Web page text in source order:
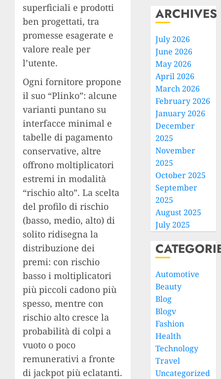
superficiali e prodotti
ben progettati, tra
promesse esagerate e
valore reale per
l’utente.
Ogni fornitore propone
il suo “Plinko”: alcune
varianti puntano su
interfacce minimal e
tabelle di pagamento
conservative, altre
offrono moltiplicatori
estremi in modalità
“rischio alto”. La scelta
del profilo di rischio
(basso, medio, alto) di
solito ridisegna la
distribuzione dei
premi: con rischio
basso i moltiplicatori
più piccoli cadono più
spesso, mentre con
rischio alto cresce la
probabilità di colpi a
vuoto o poco
remunerativi a fronte
di jackpot più eclatanti.
ARCHIVES
July 2026
June 2026
May 2026
April 2026
March 2026
February 2026
January 2026
December
2025
November
2025
October 2025
September
2025
August 2025
July 2025
Automotive
Beauty
Blog
Blogv
Fashion
Health
Technology
Travel
Uncategorized